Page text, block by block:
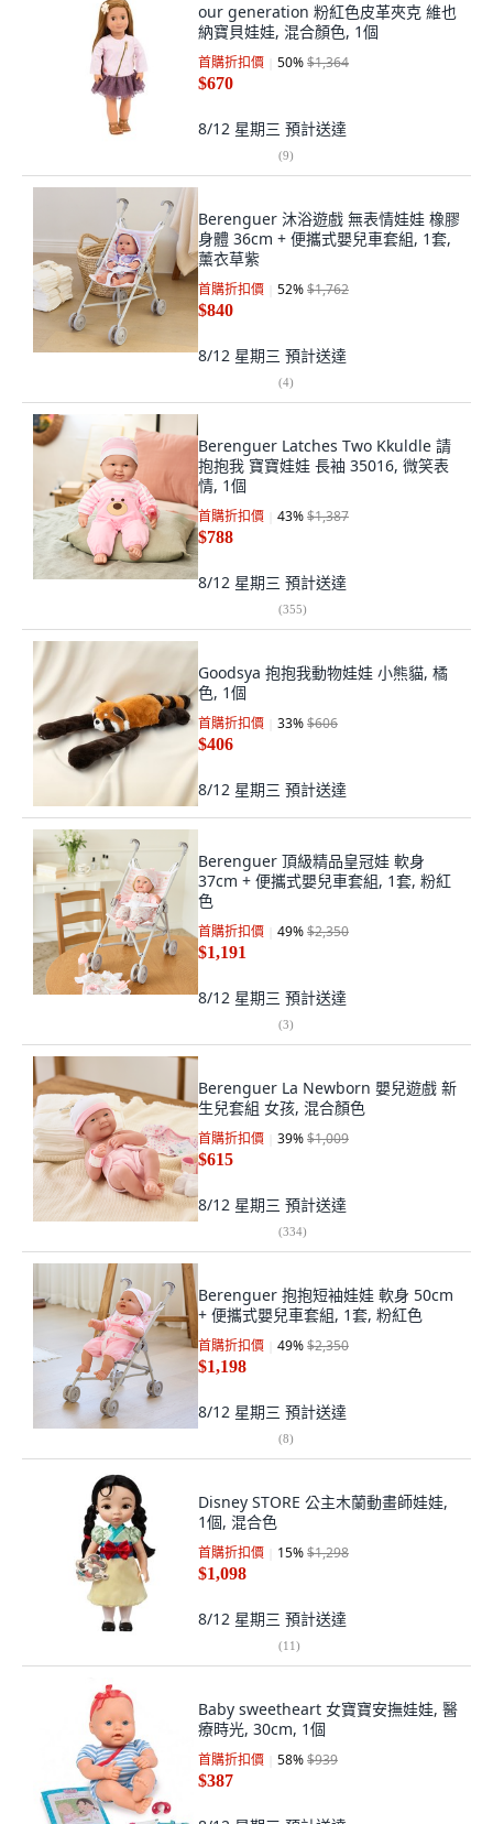
our generation 粉紅色皮革夾克 維也
納寶貝娃娃, 混合顏色, 1個
首購折扣價 50%$1,364
$670
8/12 星期三 預計送達
(9)
Berenguer 沐浴遊戲 無表情娃娃 橡膠
身體 36cm + 便攜式嬰兒車套組, 1套,
薰衣草紫
首購折扣價 52%$1,762
$840
8/12 星期三 預計送達
(4)
Berenguer Latches Two Kkuldle 請
抱抱我 寶寶娃娃 長袖 35016, 微笑表
情, 1個
首購折扣價 43%$1,387
$788
8/12 星期三 預計送達
(355)
Goodsya 抱抱我動物娃娃 小熊貓, 橘
色, 1個
首購折扣價 33%$606
$406
8/12 星期三 預計送達
Berenguer 頂級精品皇冠娃 軟身
37cm + 便攜式嬰兒車套組, 1套, 粉紅
色
首購折扣價 49%$2,350
$1,191
8/12 星期三 預計送達
(3)
Berenguer La Newborn 嬰兒遊戲 新
生兒套組 女孩, 混合顏色
首購折扣價 39%$1,009
$615
8/12 星期三 預計送達
(334)
Berenguer 抱抱短袖娃娃 軟身 50cm
+ 便攜式嬰兒車套組, 1套, 粉紅色
首購折扣價 49%$2,350
$1,198
8/12 星期三 預計送達
(8)
Disney STORE 公主木蘭動畫師娃娃,
1個, 混合色
首購折扣價 15%$1,298
$1,098
8/12 星期三 預計送達
(11)
Baby sweetheart 女寶寶安撫娃娃, 醫
療時光, 30cm, 1個
首購折扣價 58%$939
$387